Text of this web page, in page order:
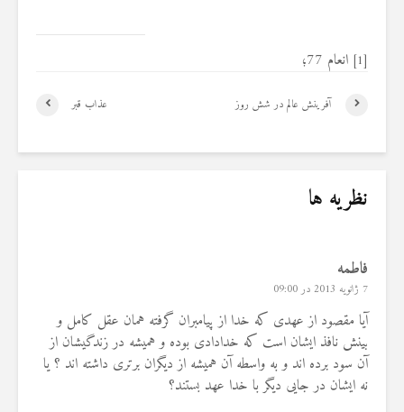
[1] انعام 77؛
عذاب قبر آفرینش عالم در شش روز
نظریه ها
فاطمه
7 ژانویه 2013 در 09:00
آیا مقصود از عهدی که خدا از پیامبران گرفته همان عقل کامل و
بینش نافذ ایشان است که خدادادی بوده و همیشه در زندگیشان از
آن سود برده اند و به واسطه آن همیشه از دیگران برتری داشته اند ؟ یا
نه ایشان در جایی دیگر با خدا عهد بستند؟